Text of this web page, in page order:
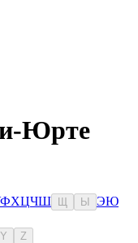
Юрте
ФХЦЧШ Ы ЭЮ
Y Z